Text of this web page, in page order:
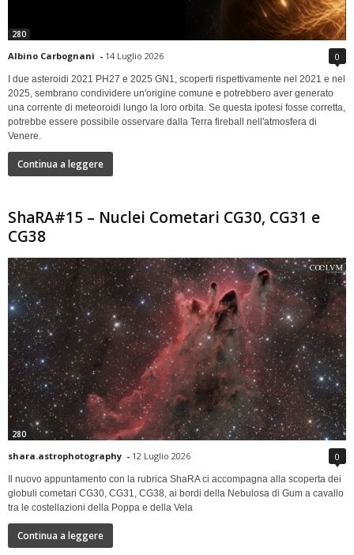
280
Albino Carbognani - 14 Luglio 2026 0
I due asteroidi 2021 PH27 e 2025 GN1, scoperti rispettivamente nel 2021 e nel
2025, sembrano condividere un'origine comune e potrebbero aver generato
una corrente di meteoroidi lungo la loro orbita. Se questa ipotesi fosse corretta,
potrebbe essere possibile osservare dalla Terra fireball nell'atmosfera di
Venere.
Continua a leggere
ShaRA#15 – Nuclei Cometari CG30, CG31 e
CG38
280
shara.astrophotography - 12 Luglio 2026 0
Il nuovo appuntamento con la rubrica ShaRA ci accompagna alla scoperta dei
globuli cometari CG30, CG31, CG38, ai bordi della Nebulosa di Gum a cavallo
tra le costellazioni della Poppa e della Vela
Continua a leggere